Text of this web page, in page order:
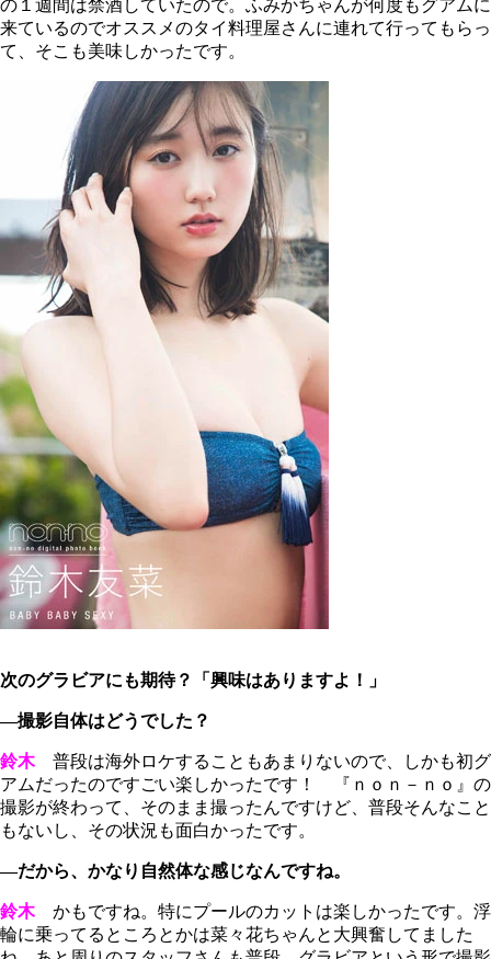
の１週間は禁酒していたので。ふみかちゃんが何度もグアムに
来ているのでオススメのタイ料理屋さんに連れて行ってもらっ
て、そこも美味しかったです。
次のグラビアにも期待？「興味はありますよ！」
―撮影自体はどうでした？
鈴木普段は海外ロケすることもあまりないので、しかも初グ
アムだったのですごい楽しかったです！ 『ｎｏｎ－ｎｏ』の
撮影が終わって、そのまま撮ったんですけど、普段そんなこと
もないし、その状況も面白かったです。
―だから、かなり自然体な感じなんですね。
鈴木かもですね。特にプールのカットは楽しかったです。浮
輪に乗ってるところとかは菜々花ちゃんと大興奮してました